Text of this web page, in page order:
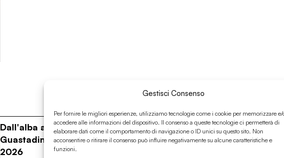
Gestisci Consenso
Per fornire le migliori esperienze, utilizziamo tecnologie come i cookie per memorizzare e/
accedere alle informazioni del dispositivo. Il consenso a queste tecnologie ci permetterà di
elaborare dati come il comportamento di navigazione o ID unici su questo sito. Non
acconsentire o ritirare il consenso può influire negativamente su alcune caratteristiche e
funzioni.
Dall'alba al tramonto week w/ Alice
Guastadini - Da lunedì 8 a giovedì 11 giugno
2026